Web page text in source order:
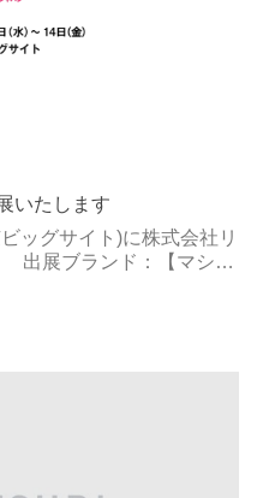
いたします
ッグサイト)に株式会社リ
出展ブランド：【マシ
エクスビアンス...